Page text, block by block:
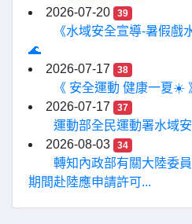
2026-07-20
39
《水域安全宣導-暑假戲
🌊
2026-07-17
38
《 安全運動 健康一夏☀️
2026-07-17
37
運動部全民運動署水域
2026-08-03
34
轉知內政部有關大陸委
期間赴陸應申請許可...